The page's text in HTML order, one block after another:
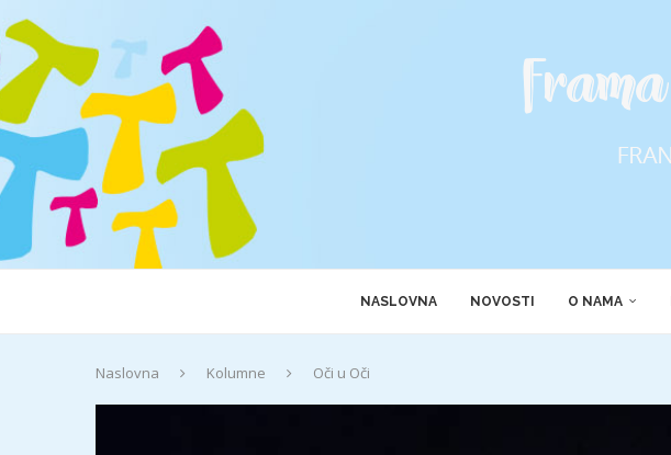
NASLOVNA NOVOSTI O NAMA
Naslovna Kolumne Oči u Oči